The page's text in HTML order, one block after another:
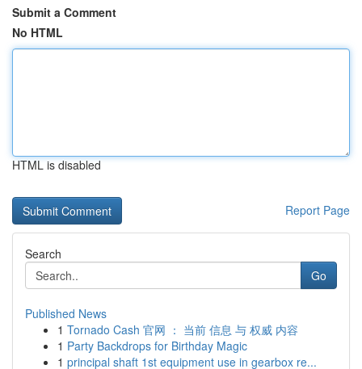
Submit a Comment
No HTML
HTML is disabled
Report Page
Search
Go
Published News
1 Tornado Cash 官网 ： 当前 信息 与 权威 内容
1 Party Backdrops for Birthday Magic
1 principal shaft 1st equipment use in gearbox re...